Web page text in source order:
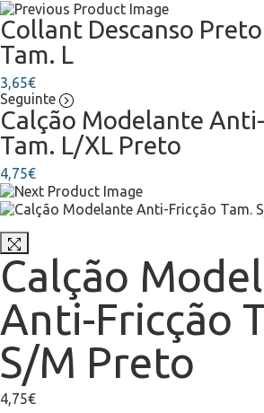
Collant Descanso
Tam. L
3,65€
Seguinte
Calção Modelante
Tam. L/XL Preto
4,75€
Calção
Anti-Fricção
S/M Preto
4,75€